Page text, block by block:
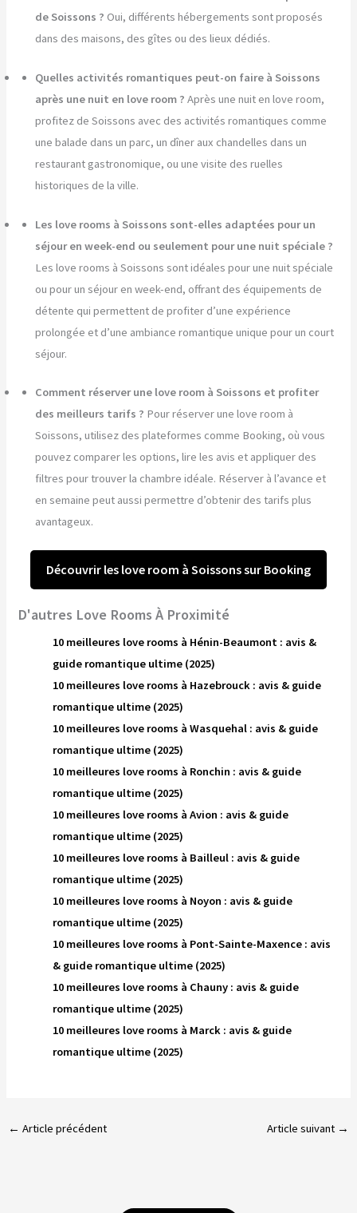
de Soissons ? Oui, différents hébergements sont proposés
dans des maisons, des gîtes ou des lieux dédiés.
Quelles activités romantiques peut-on faire à Soissons
après une nuit en love room ? Après une nuit en love room,
profitez de Soissons avec des activités romantiques comme
une balade dans un parc, un dîner aux chandelles dans un
restaurant gastronomique, ou une visite des ruelles
historiques de la ville.
Les love rooms à Soissons sont-elles adaptées pour un
séjour en week-end ou seulement pour une nuit spéciale ?
Les love rooms à Soissons sont idéales pour une nuit spéciale
ou pour un séjour en week-end, offrant des équipements de
détente qui permettent de profiter d’une expérience
prolongée et d’une ambiance romantique unique pour un court
séjour.
Comment réserver une love room à Soissons et profiter
des meilleurs tarifs ? Pour réserver une love room à
Soissons, utilisez des plateformes comme Booking, où vous
pouvez comparer les options, lire les avis et appliquer des
filtres pour trouver la chambre idéale. Réserver à l’avance et
en semaine peut aussi permettre d’obtenir des tarifs plus
avantageux.
Découvrir les love room à Soissons sur Booking
D'autres Love Rooms À Proximité
10 meilleures love rooms à Hénin-Beaumont : avis &
guide romantique ultime (2025)
10 meilleures love rooms à Hazebrouck : avis & guide
romantique ultime (2025)
10 meilleures love rooms à Wasquehal : avis & guide
romantique ultime (2025)
10 meilleures love rooms à Ronchin : avis & guide
romantique ultime (2025)
10 meilleures love rooms à Avion : avis & guide
romantique ultime (2025)
10 meilleures love rooms à Bailleul : avis & guide
romantique ultime (2025)
10 meilleures love rooms à Noyon : avis & guide
romantique ultime (2025)
10 meilleures love rooms à Pont-Sainte-Maxence : avis
& guide romantique ultime (2025)
10 meilleures love rooms à Chauny : avis & guide
romantique ultime (2025)
10 meilleures love rooms à Marck : avis & guide
romantique ultime (2025)
← Article précédent Article suivant →